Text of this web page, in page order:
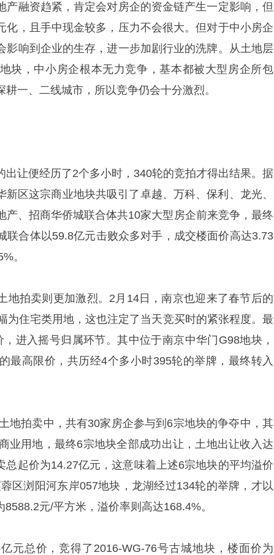
产融资趋紧，肯定会对房企的资金链产生一定影响，但
化，且手中现金较多，压力不会很大。但对于中小房企
影响到企业的生存，进一步加剧行业的洗牌。从土地层
块，中小房企根本无力竞争，基本都被大型房企所包
一、二线城市，所以竞争仍会十分激烈。
出让便经历了2个多小时，340轮的竞拍才得出结果。据
区这宗商业地块共吸引了卓越、万科、保利、龙光、
产、招商华侨城联合体共10家大型房企前来竞争，最终
联合体以59.8亿元击败众多对手，成交楼面价高达3.73
。
地拍卖则更加激烈。2月14日，南京也迎来了春节后的
为住宅类用地，这也注定了当天竞买时的紧张程度。最
进入摇号归属环节。其中位于南京中华门G98地块，
最高限价，共历经4个多小时395轮的举牌，最终转入
地拍卖中，共有30家房企参与到6宗地块的争夺中，其
业用地，最终6宗地块全部成功出让，土地出让收入达
总起价为14.27亿元，这意味着上述6宗地块的平均溢价
区浏阳河东岸057地块，龙湖经过134轮的举牌，才以
元/平方米，溢价率则高达168.4%。
元总价，竞得了2016-WG-76号古城地块，楼面价为